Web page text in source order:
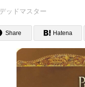
ッドマスター
Share Hatena